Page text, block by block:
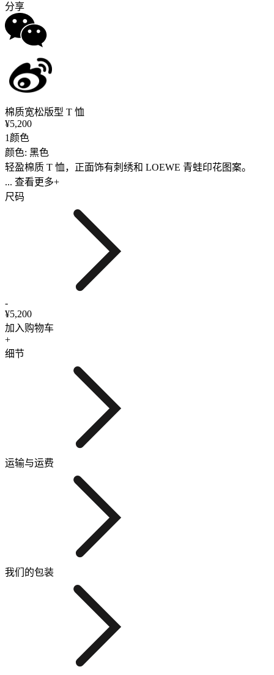
分享
棉质宽松版型 T 恤
¥5,200
1颜色
颜色: 黑色
轻盈棉质 T 恤，正面饰有刺绣和 LOEWE 青蛙印花图案。
... 查看更多+
尺码
-
¥5,200
加入购物车
+
细节
运输与运费
我们的包装